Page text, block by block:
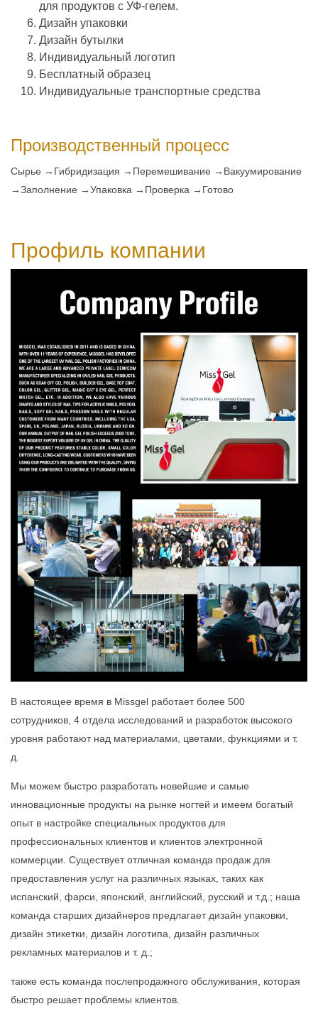
для продуктов с УФ-гелем.
Дизайн упаковки
Дизайн бутылки
Индивидуальный логотип
Бесплатный образец
Индивидуальные транспортные средства
Производственный процесс
Сырье →Гибридизация →Перемешивание →Вакуумирование
→Заполнение →Упаковка →Проверка →Готово
Профиль компании
В настоящее время в Missgel работает более 500
сотрудников, 4 отдела исследований и разработок высокого
уровня работают над материалами, цветами, функциями и т.
д.
Мы можем быстро разработать новейшие и самые
инновационные продукты на рынке ногтей и имеем богатый
опыт в настройке специальных продуктов для
профессиональных клиентов и клиентов электронной
коммерции. Существует отличная команда продаж для
предоставления услуг на различных языках, таких как
испанский, фарси, японский, английский, русский и т.д.; наша
команда старших дизайнеров предлагает дизайн упаковки,
дизайн этикетки, дизайн логотипа, дизайн различных
рекламных материалов и т. д.;
также есть команда послепродажного обслуживания, которая
быстро решает проблемы клиентов.